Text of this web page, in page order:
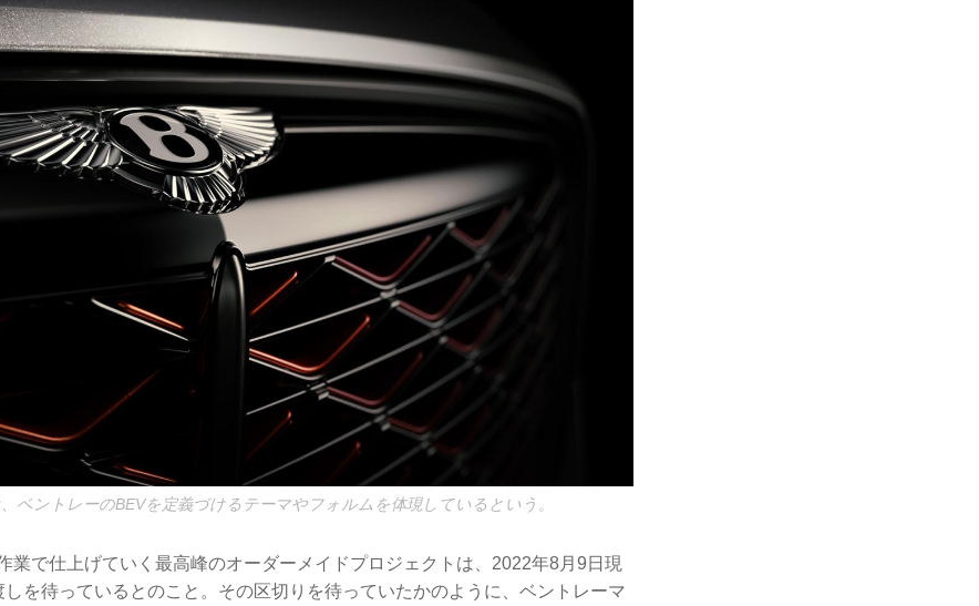
ベントレーのBEVを定義づけるテーマやフォルムを体現しているという。
業で仕上げていく最高峰のオーダーメイドプロジェクトは、2022年8月9日現
を待っているとのこと。その区切りを待っていたかのように、ベントレーマ